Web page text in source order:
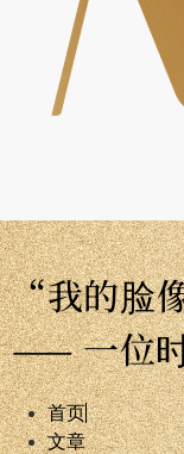
“我的脸
—— 一位
首页
文章